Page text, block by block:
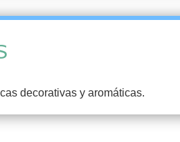
decorativas y aromáticas.